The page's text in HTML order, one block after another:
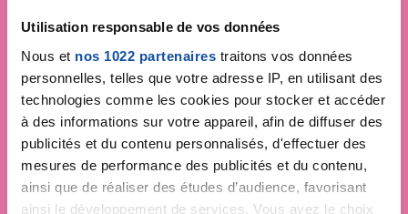
Utilisation responsable de vos données
Nous et nos 1022 partenaires traitons vos données
personnelles, telles que votre adresse IP, en utilisant des
technologies comme les cookies pour stocker et accéder
à des informations sur votre appareil, afin de diffuser des
publicités et du contenu personnalisés, d'effectuer des
mesures de performance des publicités et du contenu,
ainsi que de réaliser des études d’audience, favorisant
ainsi le développement de services. Vous avez le choix